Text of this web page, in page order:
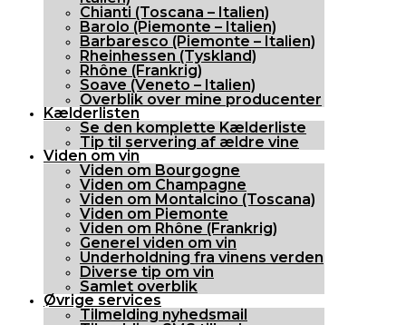
Chianti (Toscana – Italien)
Barolo (Piemonte – Italien)
Barbaresco (Piemonte – Italien)
Rheinhessen (Tyskland)
Rhône (Frankrig)
Soave (Veneto – Italien)
Overblik over mine producenter
Kælderlisten
Se den komplette Kælderliste
Tip til servering af ældre vine
Viden om vin
Viden om Bourgogne
Viden om Champagne
Viden om Montalcino (Toscana)
Viden om Piemonte
Viden om Rhône (Frankrig)
Generel viden om vin
Underholdning fra vinens verden
Diverse tip om vin
Samlet overblik
Øvrige services
Tilmelding nyhedsmail